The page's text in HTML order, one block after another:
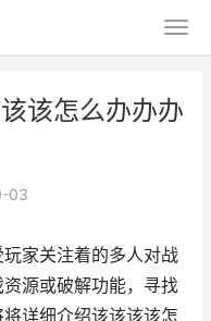
该怎么办办办
03
家关注着的多人对战
源或破解功能，寻找
详细介绍该该该该怎